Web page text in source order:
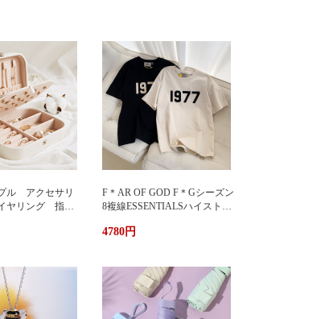
ル アクセサリ
ヤリング 指
リーケース ジ
イアリン
飾り アクセ
ス
F＊AR OF GOD F＊Gシーズン
8複線ESSENTIALSハイストリ
ツカップル半袖
4780円